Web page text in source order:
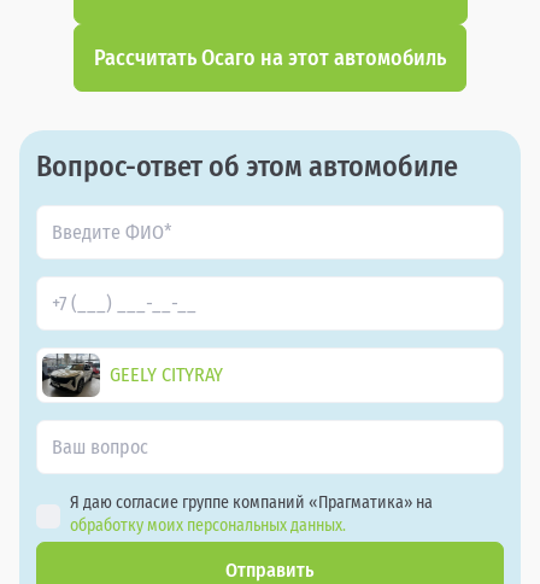
Рассчитать Осаго на этот автомобиль
Вопрос-ответ об этом автомобиле
GEELY CITYRAY
Я даю согласие группе компаний «Прагматика» на
обработку моих персональных данных.
Отправить